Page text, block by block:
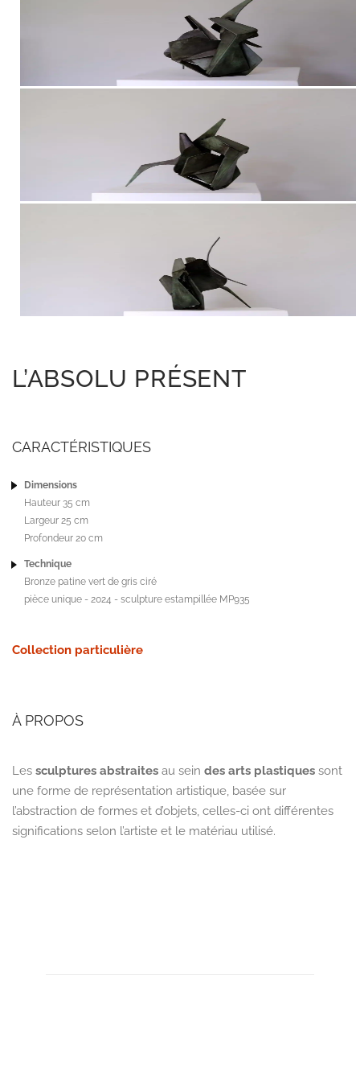
L’ABSOLU PRÉSENT
CARACTÉRISTIQUES
Dimensions
Hauteur 35 cm
Largeur 25 cm
Profondeur 20 cm
Technique
Bronze patine vert de gris ciré
pièce unique - 2024 - sculpture estampillée MP935
Collection particulière
À PROPOS
Les sculptures abstraites au sein des arts plastiques sont
une forme de représentation artistique, basée sur
l’abstraction de formes et d’objets, celles-ci ont différentes
significations selon l’artiste et le matériau utilisé.